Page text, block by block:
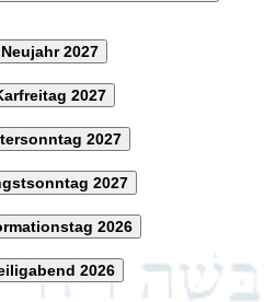
2027
2027
2027
2027
2026
2026